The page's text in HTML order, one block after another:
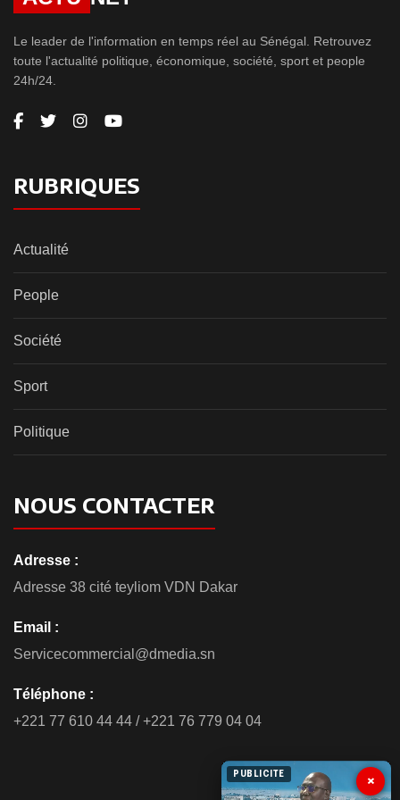
Le leader de l'information en temps réel au Sénégal. Retrouvez
toute l'actualité politique, économique, société, sport et people
24h/24.
RUBRIQUES
Actualité
People
Société
Sport
Politique
NOUS CONTACTER
Adresse :
Adresse 38 cité teyliom VDN Dakar
Email :
Servicecommercial@dmedia.sn
Téléphone :
+221 77 610 44 44 / +221 76 779 04 04
×
PUBLICITE